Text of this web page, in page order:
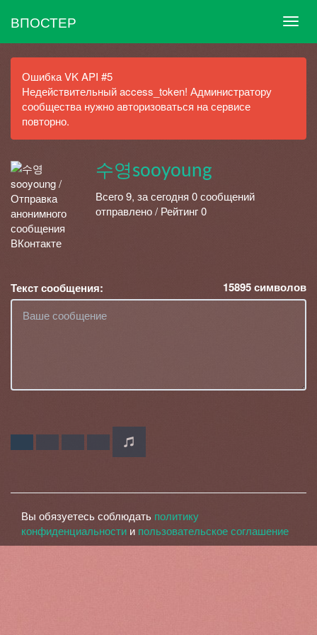
ВПОСТЕР
Ошибка VK API #5
Недействительный access_token! Администратору
сообщества нужно авторизоваться на сервисе
повторно.
수영sooyoung
Всего 9, за сегодня 0 сообщений
отправлено / Рейтинг 0
Текст сообщения: 15895символов
Вы обязуетесь соблюдать политику
конфиденциальности и пользовательское соглашение